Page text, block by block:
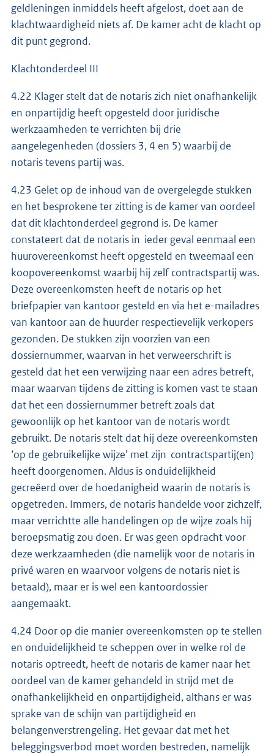
geldleningen inmiddels heeft afgelost, doet aan de
klachtwaardigheid niets af. De kamer acht de klacht op
dit punt gegrond.
Klachtonderdeel III
4.22 Klager stelt dat de notaris zich niet onafhankelijk
en onpartijdig heeft opgesteld door juridische
werkzaamheden te verrichten bij drie
aangelegenheden (dossiers 3, 4 en 5) waarbij de
notaris tevens partij was.
4.23 Gelet op de inhoud van de overgelegde stukken
en het besprokene ter zitting is de kamer van oordeel
dat dit klachtonderdeel gegrond is. De kamer
constateert dat de notaris in ieder geval eenmaal een
huurovereenkomst heeft opgesteld en tweemaal een
koopovereenkomst waarbij hij zelf contractspartij was.
Deze overeenkomsten heeft de notaris op het
briefpapier van kantoor gesteld en via het e-mailadres
van kantoor aan de huurder respectievelijk verkopers
gezonden. De stukken zijn voorzien van een
dossiernummer, waarvan in het verweerschrift is
gesteld dat het een verwijzing naar een adres betreft,
maar waarvan tijdens de zitting is komen vast te staan
dat het een dossiernummer betreft zoals dat
gewoonlijk op het kantoor van de notaris wordt
gebruikt. De notaris stelt dat hij deze overeenkomsten
‘op de gebruikelijke wijze’ met zijn contractspartij(en)
heeft doorgenomen. Aldus is onduidelijkheid
gecreëerd over de hoedanigheid waarin de notaris is
opgetreden. Immers, de notaris handelde voor zichzelf,
maar verrichtte alle handelingen op de wijze zoals hij
beroepsmatig zou doen. Er was geen opdracht voor
deze werkzaamheden (die namelijk voor de notaris in
privé waren en waarvoor volgens de notaris niet is
betaald), maar er is wel een kantoordossier
aangemaakt.
4.24 Door op die manier overeenkomsten op te stellen
en onduidelijkheid te scheppen over in welke rol de
notaris optreedt, heeft de notaris de kamer naar het
oordeel van de kamer gehandeld in strijd met de
onafhankelijkheid en onpartijdigheid, althans er was
sprake van de schijn van partijdigheid en
belangenverstrengeling. Het gevaar dat met het
beleggingsverbod moet worden bestreden, namelijk